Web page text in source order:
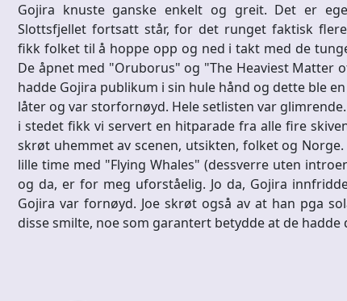
Gojira knuste ganske enkelt og greit. Det er
Slottsfjellet fortsatt står, for det runget faktisk
fikk folket til å hoppe opp og ned i takt med de
De åpnet med "Oruborus" og "The Heaviest Matter
hadde Gojira publikum i sin hule hånd og dette ble
låter og var storfornøyd. Hele setlisten var
i stedet fikk vi servert en hitparade fra alle fire
skrøt uhemmet av scenen, utsikten, folket og
lille time med "Flying Whales" (dessverre uten
og da, er for meg uforståelig. Jo da, Gojira
Gojira var fornøyd. Joe skrøt også av at han pga
disse smilte, noe som garantert betydde at de hadde